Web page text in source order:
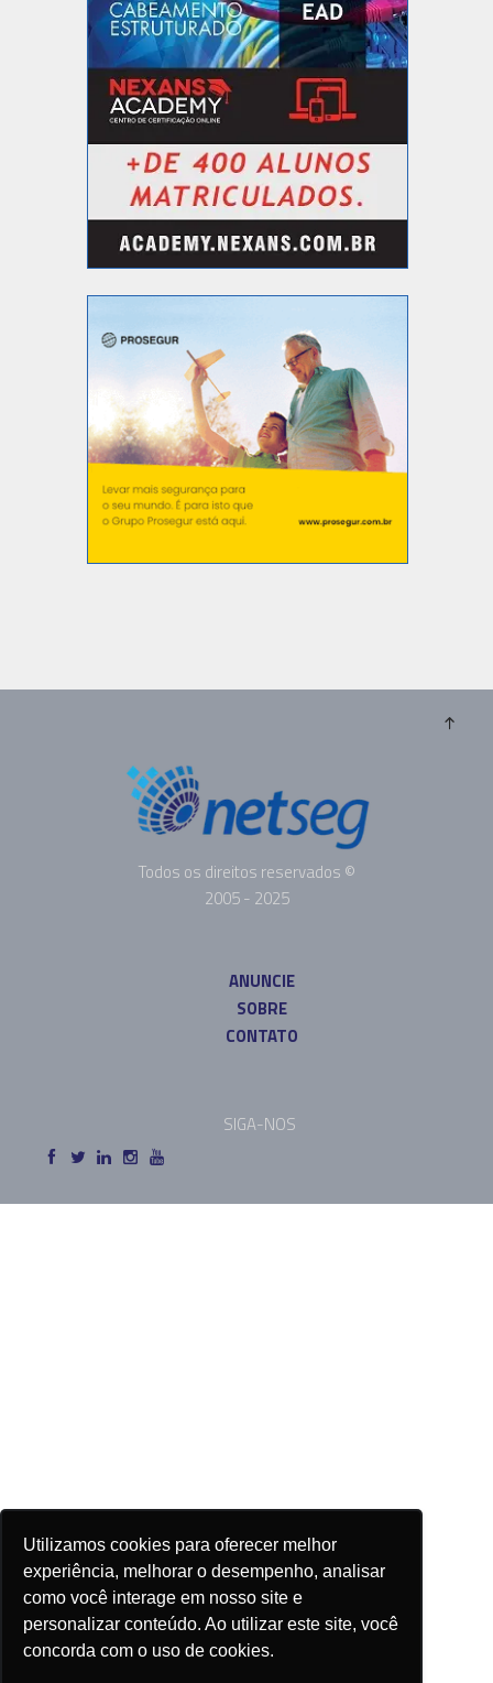
Utilizamos cookies para oferecer melhor
experiência, melhorar o desempenho, analisar
como você interage em nosso site e
personalizar conteúdo. Ao utilizar este site, você
concorda com o uso de cookies.
Todos os direitos reservados ©
2005 - 2025
ANUNCIE
SOBRE
CONTATO
SIGA-NOS